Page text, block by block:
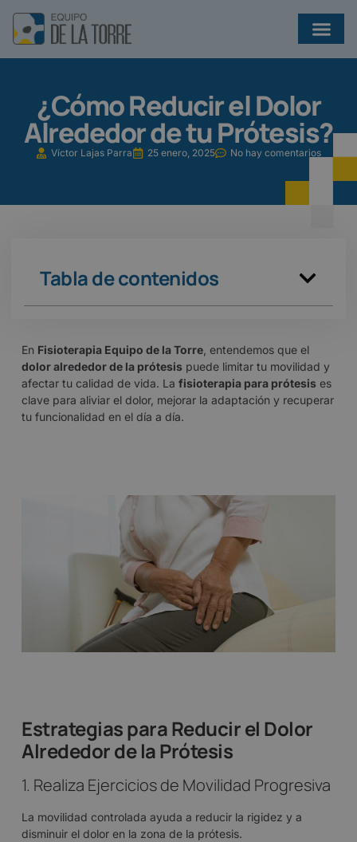
¿Cómo Reducir el Dolor
Alrededor de tu Prótesis?
Víctor Lajas Parra 25 enero, 2025 No hay comentarios
Tabla de contenidos
En Fisioterapia Equipo de la Torre , entendemos que el
dolor alrededor de la prótesis puede limitar tu movilidad y
afectar tu calidad de vida. Lafisioterapia para prótesis es
clave para aliviar el dolor, mejorar la adaptación y recuperar
tu funcionalidad en el día a día.
Estrategias para Reducir el Dolor
Alrededor de la Prótesis
1. Realiza Ejercicios de Movilidad Progresiva
La movilidad controlada ayuda a reducir la rigidez y a
disminuir el dolor en la zona de la prótesis.